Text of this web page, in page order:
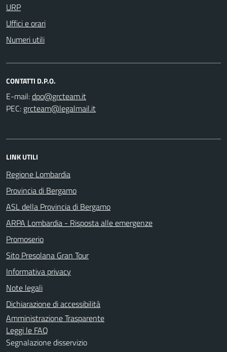
URP
Uffici e orari
Numeri utili
CONTATTI D.P.O.
E-mail:
PEC:
LINK UTILI
Regione Lombardia
Provincia di Bergamo
ASL della Provincia di Bergamo
ARPA Lombardia - Risposta alle emergenze
Promoserio
Sito Presolana Gran Tour
Informativa privacy
Note legali
Dichiarazione di accessibilità
Amministrazione Trasparente
Leggi le FAQ
Segnalazione disservizio